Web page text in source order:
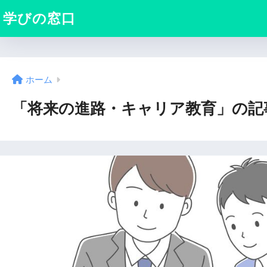
学びの窓口
ホーム
「将来の進路・キャリア教育」の